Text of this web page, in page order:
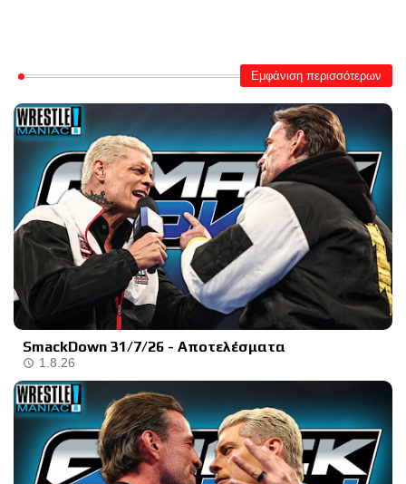
Εμφάνιση περισσότερων
SmackDown 31/7/26 - Αποτελέσματα
1.8.26